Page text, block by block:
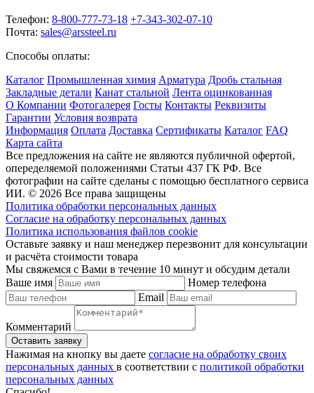
Телефон: 8-800-777-73-18 +7-343-302-07-10
Почта: sales@arssteel.ru
Способы оплаты:
Каталог Промышленная химия Арматура Дробь стальная
Закладные детали Канат стальной Лента оцинкованная
О Компании Фотогалерея Госты Контакты Реквизиты
Гарантии Условия возврата
Информация Оплата Доставка Сертификаты Каталог FAQ
Карта сайта
Все предложения на сайте не являются публичной офертой,
опеределяемой положениями Статьи 437 ГК РФ. Все
фотографии на сайте сделаны с помощью бесплатного сервиса
ИИ. © 2026 Все права защищены
Политика обработки персональных данных
Согласие на обработку персональных данных
Политика использования файлов cookie
Оставьте заявку и наш менеджер перезвонит для консультации
и расчёта стоимости товара
Мы свяжемся с Вами в течение 10 минут и обсудим детали
Ваше имя
Номер телефона
Email
Комментарий
Нажимая на кнопку вы даете согласие на обработку своих
персональных данных в соответствии с политикой обработки
персональных данных